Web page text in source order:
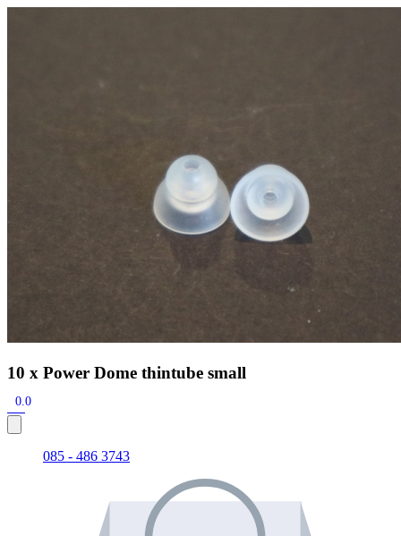
Signia Active Mini IX - Oplaadbaar
De Signia Active Mini IX is het nieuwste hoortoestel van Signia.
Bekijk
10 x Power Dome thintube small
0.0
085 - 486 3743